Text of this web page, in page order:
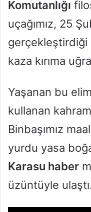
Komutanlığı
uçağımız, 25
gerçekleştirdiği
kaza kırıma
Yaşanan bu
kullanan
Binbaşımız
yurdu yasa
Karasu haber
üzüntüyle